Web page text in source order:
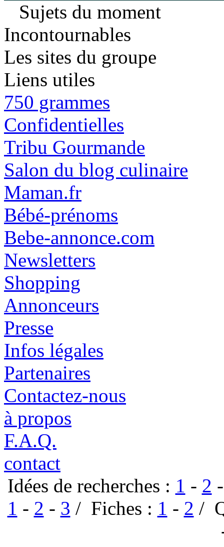
Sujets du moment
Incontournables
Les sites du groupe
Liens utiles
750 grammes
Confidentielles
Tribu Gourmande
Salon du blog culinaire
Maman.fr
Bébé-prénoms
Bebe-annonce.com
Newsletters
Shopping
Annonceurs
Presse
Infos légales
Partenaires
Contactez-nous
à propos
F.A.Q.
contact
Idées de recherches : 1 - 2
1 - 2 - 3 / Fiches : 1 - 2 /